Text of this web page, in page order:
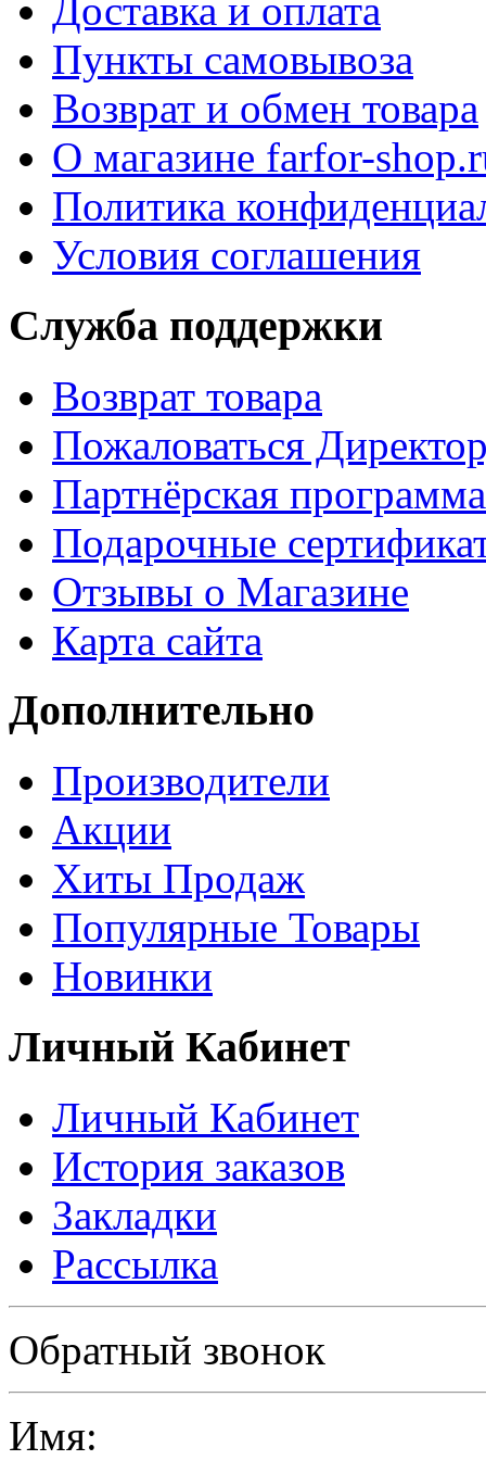
Доставка и оплата
Пункты самовывоза
Возврат и обмен товара
О магазине farfor-
Политика
Условия соглашения
Служба поддержки
Возврат товара
Пожаловаться
Партнёрская программа
Подарочные
Отзывы о Магазине
Карта сайта
Дополнительно
Производители
Акции
Хиты Продаж
Популярные Товары
Новинки
Личный Кабинет
Личный Кабинет
История заказов
Закладки
Рассылка
Обратный звонок
Имя: